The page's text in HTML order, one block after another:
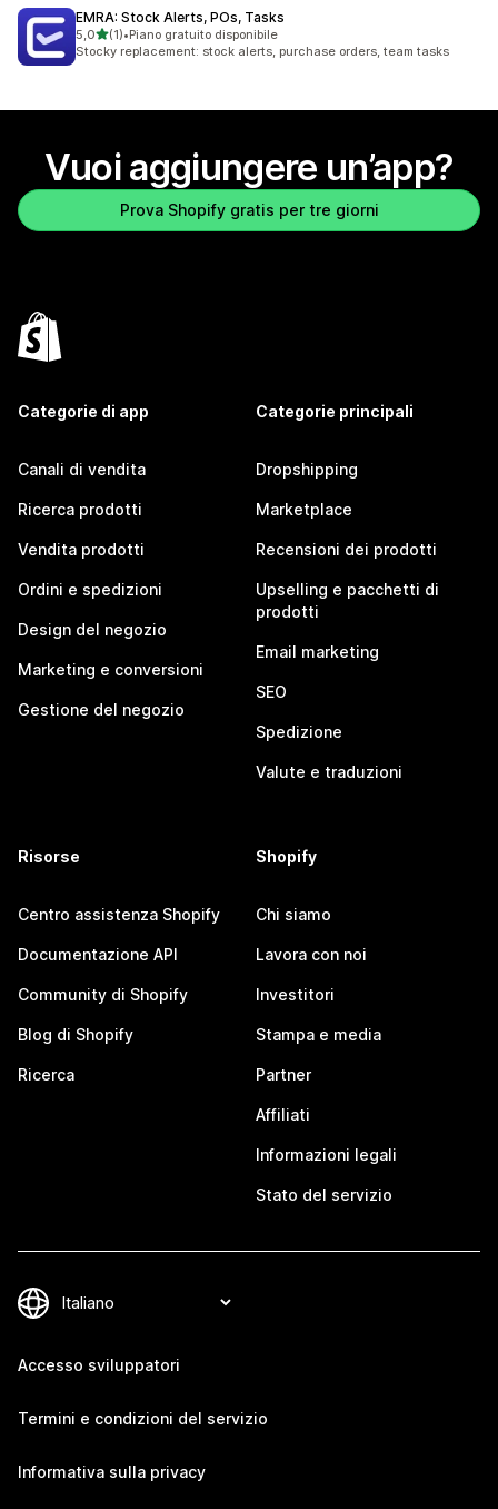
EMRA: Stock Alerts, POs, Tasks
5,0stelle su 5
(1)
1 recensioni totali
•Piano gratuito disponibile
Stocky replacement: stock alerts, purchase orders, team tasks
Vuoi aggiungere un’app?
Prova Shopify gratis per tre giorni
Categorie di app
Canali di vendita
Ricerca prodotti
Vendita prodotti
Ordini e spedizioni
Design del negozio
Marketing e conversioni
Gestione del negozio
Categorie principali
Dropshipping
Marketplace
Recensioni dei prodotti
Upselling e pacchetti di
prodotti
Email marketing
SEO
Spedizione
Valute e traduzioni
Risorse
Centro assistenza Shopify
Documentazione API
Community di Shopify
Blog di Shopify
Ricerca
Shopify
Chi siamo
Lavora con noi
Investitori
Stampa e media
Partner
Affiliati
Informazioni legali
Stato del servizio
Accesso sviluppatori
Termini e condizioni del servizio
Informativa sulla privacy